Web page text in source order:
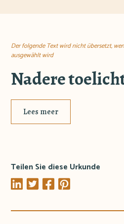
Der folgende Text wird nicht übersetzt,
ausgewählt wird
Nadere
Lees meer
Teilen Sie diese Urkunde